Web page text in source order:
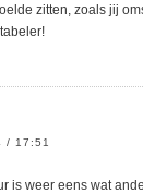
zitten, zoals jij
/ 17:51
is weer eens wat